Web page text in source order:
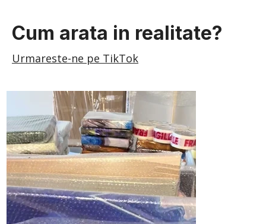
Cum arata in realitate?
Urmareste-ne pe TikTok